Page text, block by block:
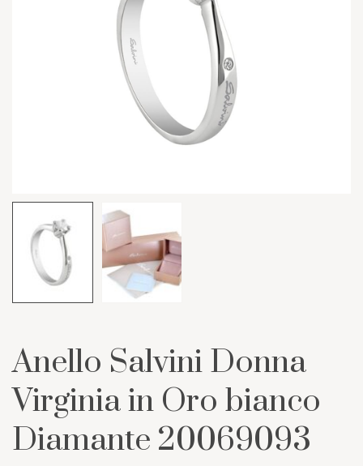
Anello Salvini Donna
Virginia in Oro bianco
Diamante 20069093